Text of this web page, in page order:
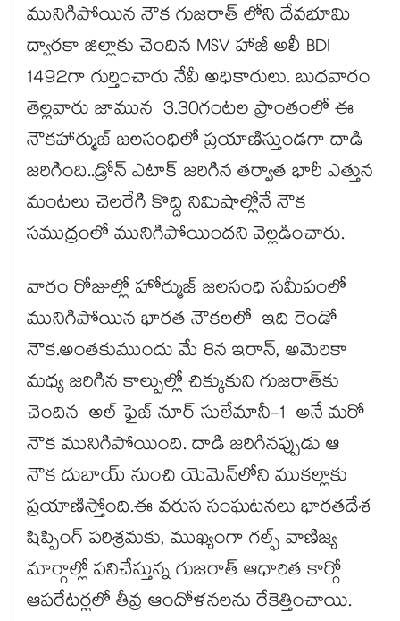
మునిగిపోయిన నౌక గుజరాత్ లోని దేవభూమి
ద్వారకా జిల్లాకు చెందిన MSV హాజీ అలీ BDI
1492గా గుర్తించారు నేవీ అధికారులు. బుధవారం
తెల్లవారు జామున 3.30గంటల ప్రాంతంలో ఈ
నౌకహార్ముజ్ జలసంధిలో ప్రయాణిస్తుండగా దాడి
జరిగింది..డ్రోన్ ఎటాక్ జరిగిన తర్వాత భారీ ఎత్తున
మంటలు చెలరేగి కొద్ది నిమిషాల్లోనే నౌక
సముద్రంలో మునిగిపోయిందని వెల్లడించారు.
వారం రోజుల్లో హోర్ముజ్ జలసంధి సమీపంలో
మునిగిపోయిన భారత నౌకలలో ఇది రెండో
నౌక.అంతకుముందు మే 8న ఇరాన్, అమెరికా
మధ్య జరిగిన కాల్పుల్లో చిక్కుకుని గుజరాత్‌కు
చెందిన అల్ ఫైజ్ నూర్ సులేమానీ-1 అనే మరో
నౌక మునిగిపోయింది. దాడి జరిగినప్పుడు ఆ
నౌక దుబాయ్ నుంచి యెమెన్‌లోని ముకల్లాకు
ప్రయాణిస్తోంది.ఈ వరుస సంఘటనలు భారతదేశ
షిప్పింగ్ పరిశ్రమకు, ముఖ్యంగా గల్ఫ్ వాణిజ్య
మార్గాల్లో పనిచేస్తున్న గుజరాత్ ఆధారిత కార్గో
ఆపరేటర్లలో తీవ్ర ఆందోళనలను రేకెత్తించాయి.